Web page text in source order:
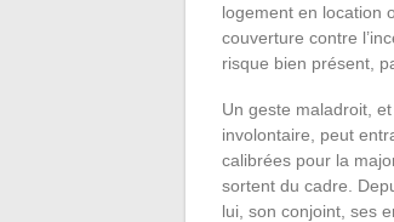
logement en location
couverture contre
risque bien présent,
Un geste maladroit,
involontaire, peut
calibrées pour la
sortent du cadre.
lui, son conjoint, ses